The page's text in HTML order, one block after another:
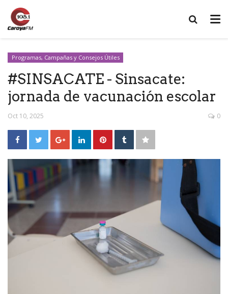
Programas, Campañas y Consejos Útiles
#SINSACATE - Sinsacate:
jornada de vacunación escolar
Oct 10, 2025 0